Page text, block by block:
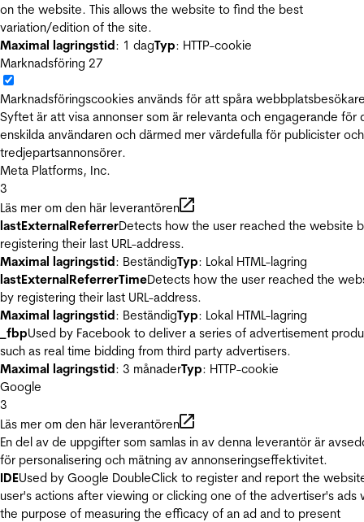
on the website. This allows the website to find the best
variation/edition of the site.
Maximal lagringstid: 1 dagTyp: HTTP-cookie
Marknadsföring 27
Marknadsföringscookies används för att spåra
Syftet är att visa annonser som är relevanta och engagerande för
enskilda användaren och därmed mer värdefulla för publicister och
tredjepartsannonsörer.
Meta Platforms, Inc.
3
Läs mer om den här leverantören
lastExternalReferrerDetects how the user reached the website
registering their last URL-address.
Maximal lagringstid: BeständigTyp: Lokal HTML-lagring
lastExternalReferrerTimeDetects how the user reached the
by registering their last URL-address.
Maximal lagringstid: BeständigTyp: Lokal HTML-lagring
_fbpUsed by Facebook to deliver a series of advertisement
such as real time bidding from third party advertisers.
Maximal lagringstid: 3 månaderTyp: HTTP-cookie
Google
3
Läs mer om den här leverantören
En del av de uppgifter som samlas in av denna leverantör är
för personalisering och mätning av annonseringseffektivitet.
IDEUsed by Google DoubleClick to register and report the
user's actions after viewing or clicking one of the advertiser's ads
the purpose of measuring the efficacy of an ad and to present